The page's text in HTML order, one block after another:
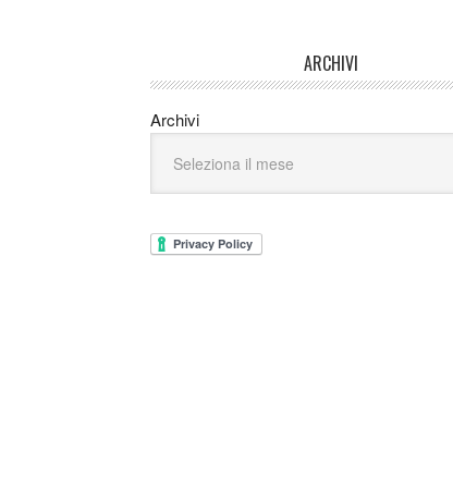
ARCHIVI
Archivi